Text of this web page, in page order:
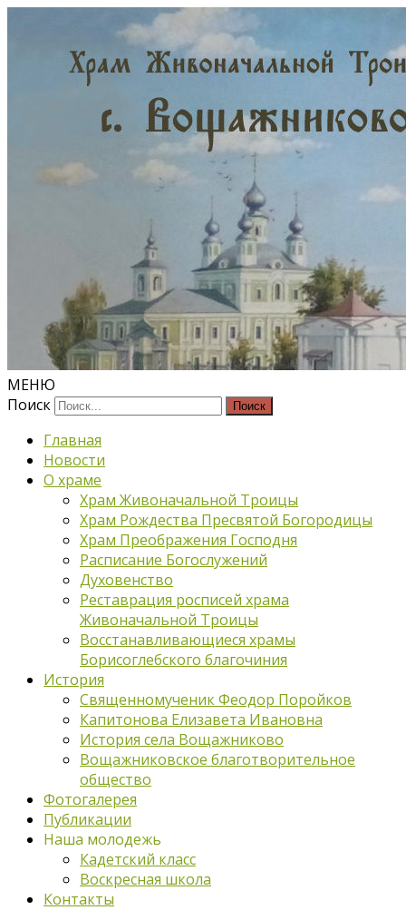
МЕНЮ
Поиск
Главная
Новости
О храме
Храм Живоначальной Троицы
Храм Рождества Пресвятой Богородицы
Храм Преображения Господня
Расписание Богослужений
Духовенство
Реставрация росписей храма
Живоначальной Троицы
Восстанавливающиеся храмы
Борисоглебского благочиния
История
Священномученик Феодор Поройков
Капитонова Елизавета Ивановна
История села Вощажниково
Вощажниковское благотворительное
общество
Фотогалерея
Публикации
Наша молодежь
Кадетский класс
Воскресная школа
Контакты